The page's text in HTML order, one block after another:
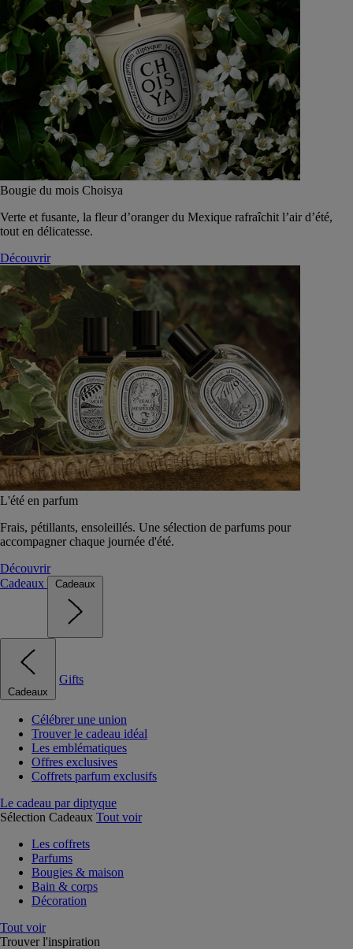
Bougie du mois Choisya
Verte et fusante, la fleur d’oranger du Mexique rafraîchit l’air d’été,
tout en délicatesse.
Découvrir
L'été en parfum
Frais, pétillants, ensoleillés. Une sélection de parfums pour
accompagner chaque journée d'été.
Découvrir
Cadeaux
Cadeaux
Cadeaux
Gifts
Célébrer une union
Trouver le cadeau idéal
Les emblématiques
Offres exclusives
Coffrets parfum exclusifs
Le cadeau par diptyque
Sélection Cadeaux Tout voir
Les coffrets
Parfums
Bougies & maison
Bain & corps
Décoration
Tout voir
Trouver l'inspiration